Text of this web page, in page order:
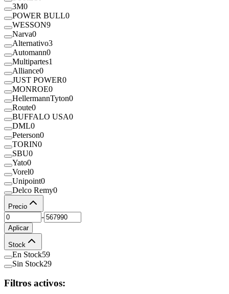
3M0
POWER BULL0
WESSON9
Narva0
Alternativo3
Automann0
Multipartes1
Alliance0
JUST POWER0
MONROE0
HellermannTyton0
Route0
BUFFALO USA0
DML0
Peterson0
TORIN0
SBU0
Yato0
Vorel0
Unipoint0
Delco Remy0
Precio
-
Aplicar
Stock
En Stock59
Sin Stock29
Filtros activos: